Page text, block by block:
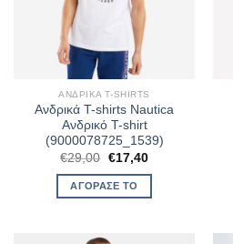
ΑΝΔΡΙΚΆ T-SHIRTS
Ανδρικά T-shirts Nautica
Ανδρικό T-shirt
(9000078725_1539)
€29,00 Original
price
was:
€29,00.
€17,40Η
τιμή
ΑΓΌΡΑΣΈ ΤΟ